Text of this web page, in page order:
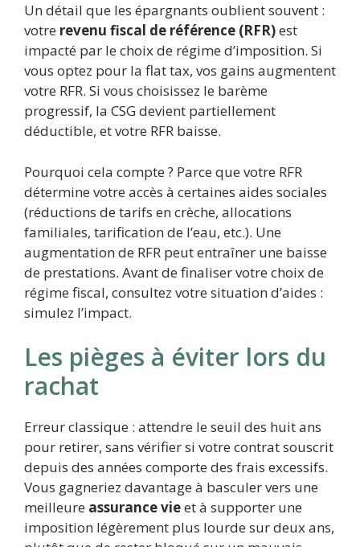
Un détail que les épargnants oublient souvent :
votre revenu fiscal de référence (RFR)est
impacté par le choix de régime d’imposition. Si
vous optez pour la flat tax, vos gains augmentent
votre RFR. Si vous choisissez le barème
progressif, la CSG devient partiellement
déductible, et votre RFR baisse.
Pourquoi cela compte ? Parce que votre RFR
détermine votre accès à certaines aides sociales
(réductions de tarifs en crèche, allocations
familiales, tarification de l’eau, etc.). Une
augmentation de RFR peut entraîner une baisse
de prestations. Avant de finaliser votre choix de
régime fiscal, consultez votre situation d’aides :
simulez l’impact.
Les pièges à éviter lors du
rachat
Erreur classique : attendre le seuil des huit ans
pour retirer, sans vérifier si votre contrat souscrit
depuis des années comporte des frais excessifs.
Vous gagneriez davantage à basculer vers une
meilleure assurance vieet à supporter une
imposition légèrement plus lourde sur deux ans,